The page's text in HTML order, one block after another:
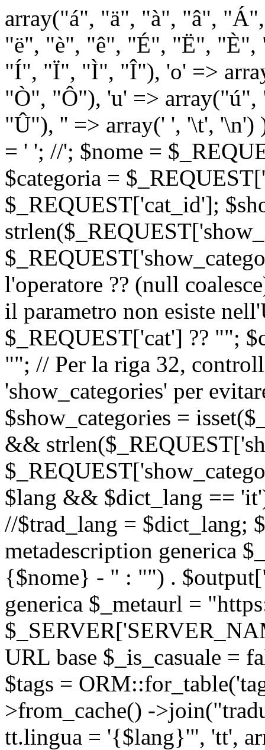
array("á", "ä", "à", "â",
"ë", "è", "ê", "É", "Ë",
"Í", "Ï", "Ì", "Î"), 'o' =>
"Ò", "Ô"), 'u' =>
"Û"), '' => array(' ', '\t',
= ' '; //'; $nome =
$categoria =
$_REQUEST['cat_id'];
l'operatore ?? (null
il parametro non esiste
$_REQUEST['cat'] ?? "";
""; // Per la riga 32,
'show_categories' per
$show_categories =
&&
$lang && $dict_lang ==
//$trad_lang = $dict_lang;
metadescription generica
{$nome} - " : "") .
generica $_metaurl =
URL base $_is_casuale =
$tags =
>from_cache() -
tt.lingua = '{$lang}'", 'tt',